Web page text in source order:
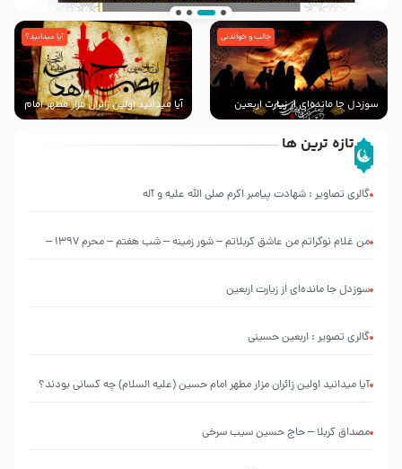
انتشار کتاب ” العروة الوثقى و التعليقات عليها”
با طرحی بسیار زیبا و شکیل
سوزدل جا مانده‌ای از زیارت اربعین
جالب و خواندنی
آیا میدانید اولین زائران مزار مطهر امام
حسین (علیه السلام) چه کسانی
آیا میدانید؟
تازه ترین ها
گالری تصاویر : شهادت پیامبر اکرم صلی الله علیه و آله
من غلام نوکراتم من عاشق کربلاتم – شور زمینه – شب هفتم – محرم 1397 –
سوزدل جا مانده‌ای از زیارت اربعین
گالری تصویر : اربعین حسینی
آیا میدانید اولین زائران مزار مطهر امام حسین (علیه السلام) چه کسانی بودند؟
مصداق کربلا – حاج حسین سیب سرخی